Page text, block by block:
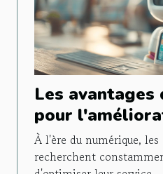
Les avantages
pour
service client
À l'ère du numérique, les
recherchent